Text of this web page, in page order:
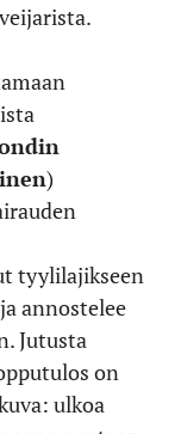
)
tyylilajikseen
annostelee
Jutusta
on
ulkoa